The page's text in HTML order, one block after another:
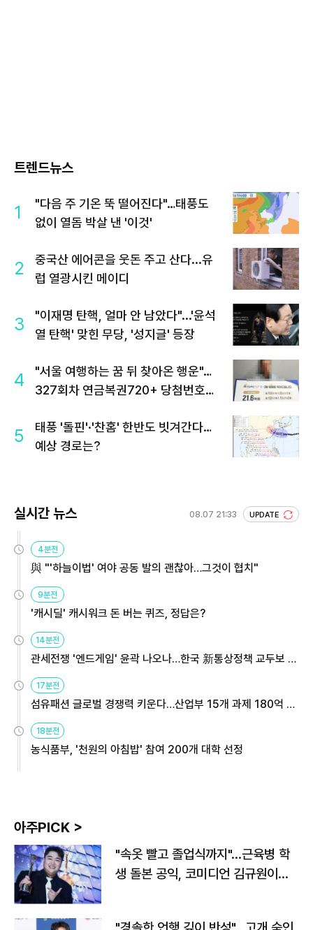
트렌드뉴스
1
"다음 주 기온 뚝 떨어진다"…태풍도
없이 열돔 박살 낸 '이것'
2
중국산 에어콘을 웃돈 주고 산다...유
럽 열광시킨 메이디
3
"이재명 탄핵, 얼마 안 남았다"...'윤석
열 탄핵' 맞힌 무당, '성지글' 등장
4
"서울 여행하는 꿈 뒤 찾아온 행운"…
327회차 연금복권720+ 당첨번호조
5
태풍 '돌핀'·'찬홈' 한반도 빗겨간다…
예상 경로는?
실시간 뉴스 08.07 21:33 UPDATE
4분전
與 "'하늘이법' 여야 공동 발의 괜찮아…그것이 협치"
9분전
'캐시딜' 캐시워크 돈 버는 퀴즈, 정답은?
14분전
관세전쟁 '엔드게임' 윤곽 나오나…한국 新통상정책 교두보 활
17분전
섬유패션 글로벌 경쟁력 키운다…산업부 15개 과제 180억 지
18분전
농식품부, '천원의 아침밥' 참여 200개 대학 선정
아주PICK >
"속옷 빨고 졸업식까지"…근육병 학
생 돌본 공익, 코미디언 김규원이었